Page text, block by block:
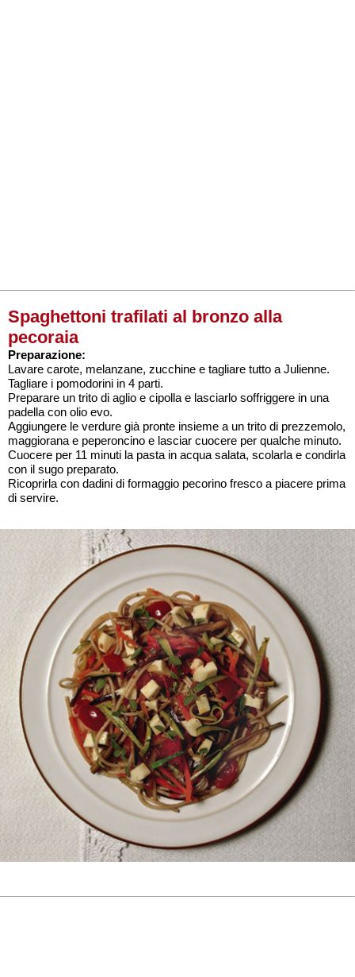
Spaghettoni trafilati al bronzo alla
pecoraia
Preparazione:
Lavare carote, melanzane, zucchine e tagliare tutto a Julienne.
Tagliare i pomodorini in 4 parti.
Preparare un trito di aglio e cipolla e lasciarlo soffriggere in una
padella con olio evo.
Aggiungere le verdure già pronte insieme a un trito di prezzemolo,
maggiorana e peperoncino e lasciar cuocere per qualche minuto.
Cuocere per 11 minuti la pasta in acqua salata, scolarla e condirla
con il sugo preparato.
Ricoprirla con dadini di formaggio pecorino fresco a piacere prima
di servire.